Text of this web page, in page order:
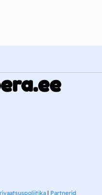
| Partnerid